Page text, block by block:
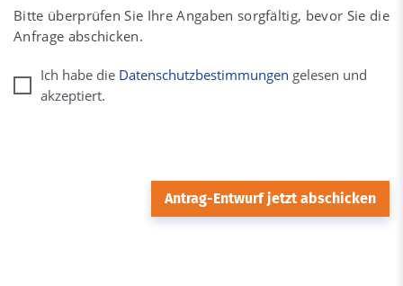
Bitte überprüfen Sie Ihre Angaben sorgfältig, bevor Sie die
Anfrage abschicken.
Ich habe die Datenschutzbestimmungen gelesen und
akzeptiert.